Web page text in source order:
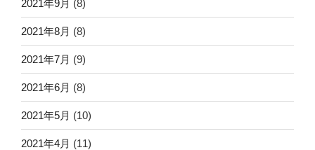
2021年9月 (8)
2021年8月 (8)
2021年7月 (9)
2021年6月 (8)
2021年5月 (10)
2021年4月 (11)